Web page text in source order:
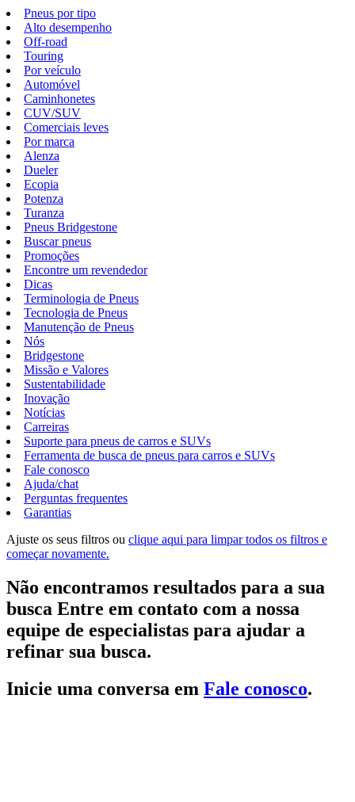
Pneus por tipo
Alto desempenho
Off-road
Touring
Por veículo
Automóvel
Caminhonetes
CUV/SUV
Comerciais leves
Por marca
Alenza
Dueler
Ecopia
Potenza
Turanza
Pneus Bridgestone
Buscar pneus
Promoções
Encontre um revendedor
Dicas
Terminologia de Pneus
Tecnologia de Pneus
Manutenção de Pneus
Nós
Bridgestone
Missão e Valores
Sustentabilidade
Inovação
Notícias
Carreiras
Suporte para pneus de carros e SUVs
Ferramenta de busca de pneus para carros e SUVs
Fale conosco
Ajuda/chat
Perguntas frequentes
Garantias
Ajuste os seus filtros ou clique aqui para limpar todos os filtros e
começar novamente.
Não encontramos resultados para a sua
busca Entre em contato com a nossa
equipe de especialistas para ajudar a
refinar sua busca.
Inicie uma conversa em Fale conosco.